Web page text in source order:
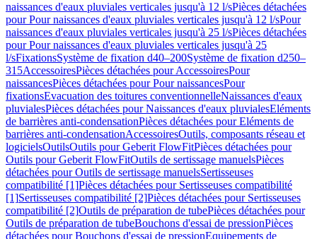
naissances d'eaux pluviales verticales jusqu'à 12 l/sPièces détachées
pour Pour naissances d'eaux pluviales verticales jusqu'à 12 l/sPour
naissances d'eaux pluviales verticales jusqu'à 25 l/sPièces détachées
pour Pour naissances d'eaux pluviales verticales jusqu'à 25
l/sFixationsSystème de fixation d40–200Système de fixation d250–
315AccessoiresPièces détachées pour AccessoiresPour
naissancesPièces détachées pour Pour naissancesPour
fixationsEvacuation des toitures conventionnelleNaissances d'eaux
pluvialesPièces détachées pour Naissances d'eaux pluvialesEléments
de barrières anti-condensationPièces détachées pour Eléments de
barrières anti-condensationAccessoiresOutils, composants réseau et
logicielsOutilsOutils pour Geberit FlowFitPièces détachées pour
Outils pour Geberit FlowFitOutils de sertissage manuelsPièces
détachées pour Outils de sertissage manuelsSertisseuses
compatibilité [1]Pièces détachées pour Sertisseuses compatibilité
[1]Sertisseuses compatibilité [2]Pièces détachées pour Sertisseuses
compatibilité [2]Outils de préparation de tubePièces détachées pour
Outils de préparation de tubeBouchons d'essai de pressionPièces
détachées pour Bouchons d'essai de pressionEquipements de